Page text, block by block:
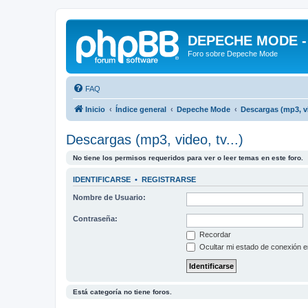
DEPECHE MODE
Foro sobre Depeche Mode
FAQ
Inicio Índice general Depeche Mode Descargas (mp3,
Descargas (mp3, video, tv...)
No tiene los permisos requeridos para ver o leer temas en este foro.
IDENTIFICARSE • REGISTRARSE
Nombre de Usuario:
Contraseña:
Recordar
Ocultar mi estado de conexión
Está categoría no tiene foros.